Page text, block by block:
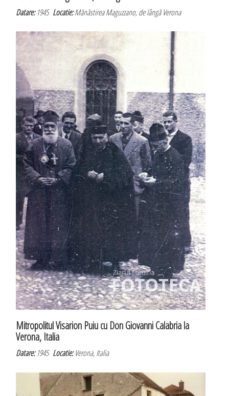
Datare:1945Locatie:Mănăstirea Maguzzano, de lângă Verona
Mitropolitul Visarion Puiu cu Don Giovanni Calabria la
Verona, Italia
Datare:1945Locatie:Verona, Italia